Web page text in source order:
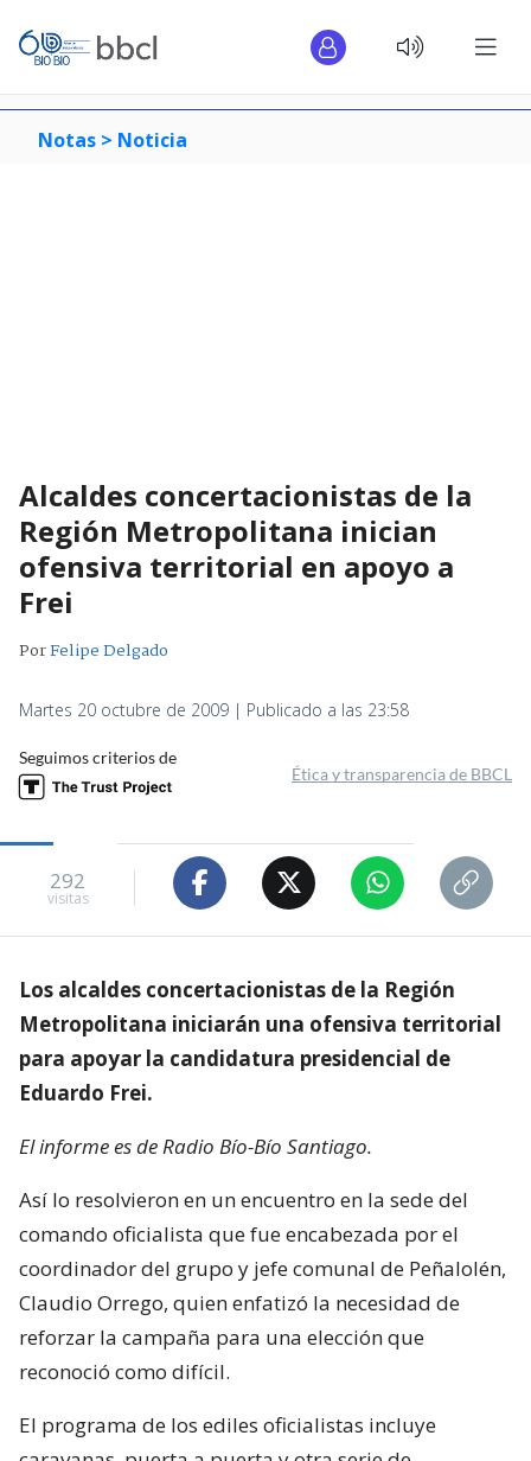
Notas > Noticia
Alcaldes concertacionistas de la
Región Metropolitana inician
ofensiva territorial en apoyo a
Frei
PorFelipe Delgado
Martes 20 octubre de 2009 | Publicado a las 23:58
Seguimos criterios de
Ética y transparencia de BBCL
292
visitas
Los alcaldes concertacionistas de la Región
Metropolitana iniciarán una ofensiva territorial
para apoyar la candidatura presidencial de
Eduardo Frei.
El informe es de Radio Bío-Bío Santiago.
Así lo resolvieron en un encuentro en la sede del
comando oficialista que fue encabezada por el
coordinador del grupo y jefe comunal de Peñalolén,
Claudio Orrego, quien enfatizó la necesidad de
reforzar la campaña para una elección que
reconoció como difícil.
El programa de los ediles oficialistas incluye